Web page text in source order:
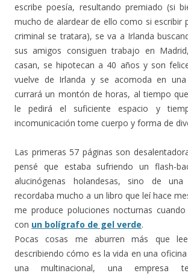
escribe poesía, resultando premiado (si
mucho de alardear de ello como si escribir
criminal se tratara), se va a Irlanda
sus amigos consiguen trabajo en
casan, se hipotecan a 40 años y son
vuelve de Irlanda y se acomoda en una
currará un montón de horas, al tiempo
le pedirá el suficiente espacio y
incomunicación tome cuerpo y forma de
Las primeras 57 páginas son
pensé que estaba sufriendo un flash-
alucinógenas holandesas, sino de
recordaba mucho a un libro que leí hace
me produce poluciones nocturnas
con un bolígrafo de gel verde.
Pocas cosas me aburren más que
describiendo cómo es la vida en una
una multinacional, una empresa